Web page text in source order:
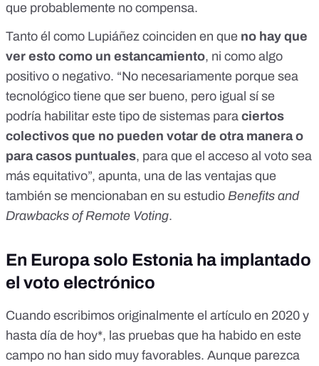
que probablemente no compensa.
Tanto él como Lupiáñez coinciden en que no hay que
ver esto como un estancamiento, ni como algo
positivo o negativo. “No necesariamente porque sea
tecnológico tiene que ser bueno, pero igual sí se
podría habilitar este tipo de sistemas para ciertos
colectivos que no pueden votar de otra manera o
para casos puntuales, para que el acceso al voto sea
más equitativo”, apunta, una de las ventajas que
también se mencionaban en su estudio Benefits and
Drawbacks of Remote Voting.
En Europa solo Estonia ha implantado
el voto electrónico
Cuando escribimos originalmente el artículo en 2020 y
hasta día de hoy*, las pruebas que ha habido en este
campo no han sido muy favorables. Aunque parezca